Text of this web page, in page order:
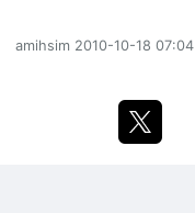
amihsim 2010-10-18 07:04